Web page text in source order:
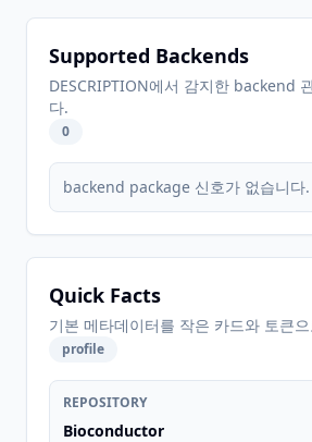
Supported Backends
DESCRIPTION에서 감지한 backend
다.
0
backend package 신호가 없습니다.
Quick Facts
기본 메타데이터를 작은 카드와 토큰
profile
REPOSITORY
Bioconductor